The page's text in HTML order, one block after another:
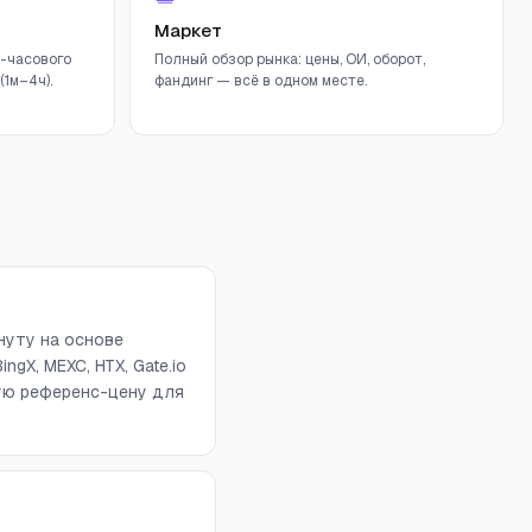
Маркет
Полный обзор рынка: цены, ОИ, оборот,
фандинг — всё в одном месте.
на основе
MEXC, HTX, Gate.io
референс-цену для